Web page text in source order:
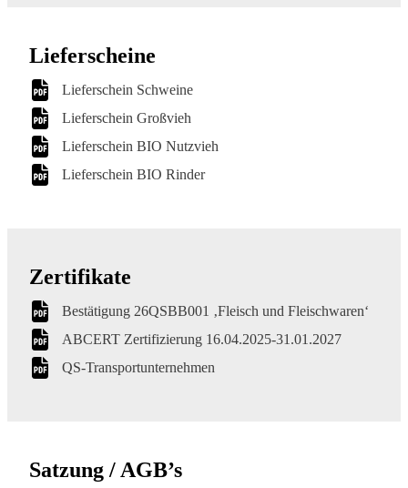
Lieferscheine
Lieferschein Schweine
Lieferschein Großvieh
Lieferschein BIO Nutzvieh
Lieferschein BIO Rinder
Zertifikate
Bestätigung 26QSBB001 ‚Fleisch und Fleischwaren‘
ABCERT Zertifizierung 16.04.2025-31.01.2027
QS-Transportunternehmen
Satzung / AGB’s